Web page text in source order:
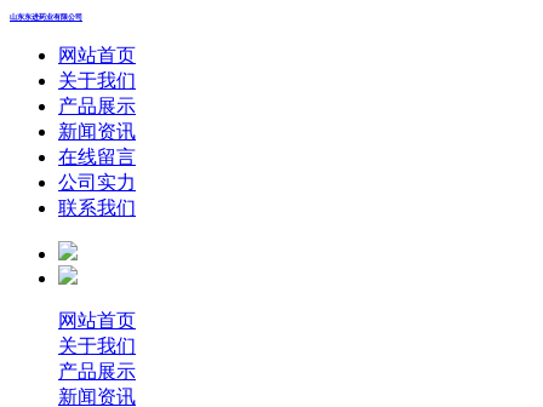
山东东进药业有限公司
网站首页
关于我们
产品展示
新闻资讯
在线留言
公司实力
联系我们
网站首页
关于我们
产品展示
新闻资讯